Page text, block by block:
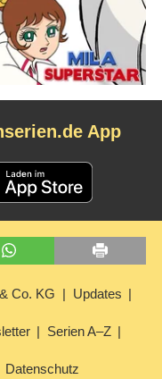
App
Co. KG Updates
Serien A–Z
Datenschutz